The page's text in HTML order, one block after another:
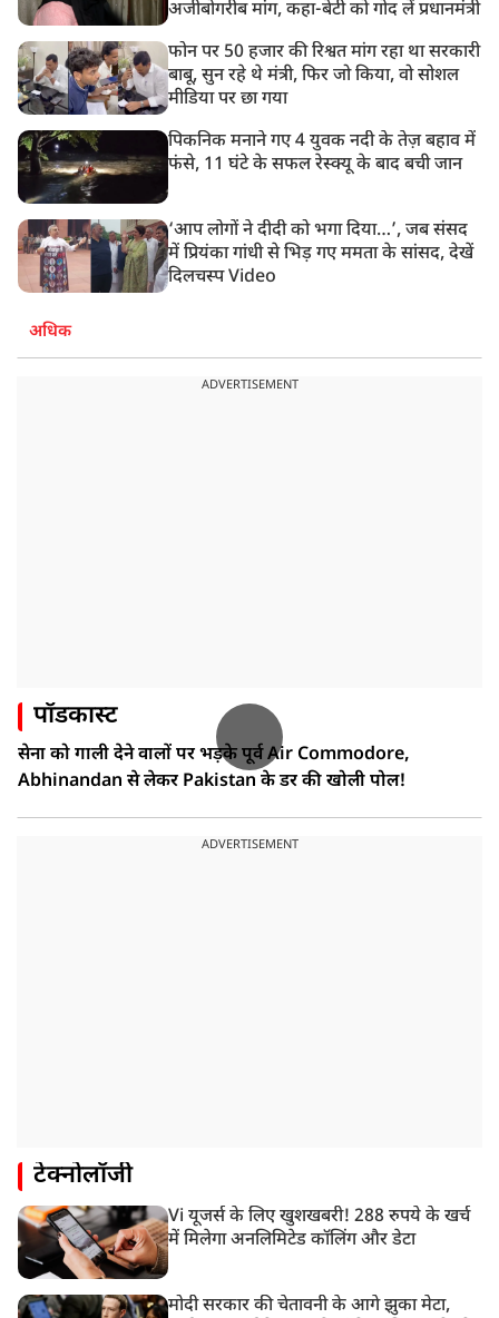
अजीबोगरीब मांग, कहा-बेटी को गोद लें प्रधानमंत्री
फोन पर 50 हजार की रिश्वत मांग रहा था सरकारी
बाबू, सुन रहे थे मंत्री, फिर जो किया, वो सोशल
मीडिया पर छा गया
पिकनिक मनाने गए 4 युवक नदी के तेज़ बहाव में
फंसे, 11 घंटे के सफल रेस्क्यू के बाद बची जान
‘आप लोगों ने दीदी को भगा दिया…’, जब संसद
में प्रियंका गांधी से भिड़ गए ममता के सांसद, देखें
दिलचस्प Video
अधिक
ADVERTISEMENT
पॉडकास्ट
सेना को गाली देने वालों पर भड़के पूर्व Air Commodore,
Abhinandan से लेकर Pakistan के डर की खोली पोल!
ADVERTISEMENT
टेक्नोलॉजी
Vi यूजर्स के लिए खुशखबरी! 288 रुपये के खर्च
में मिलेगा अनलिमिटेड कॉलिंग और डेटा
मोदी सरकार की चेतावनी के आगे झुका मेटा,